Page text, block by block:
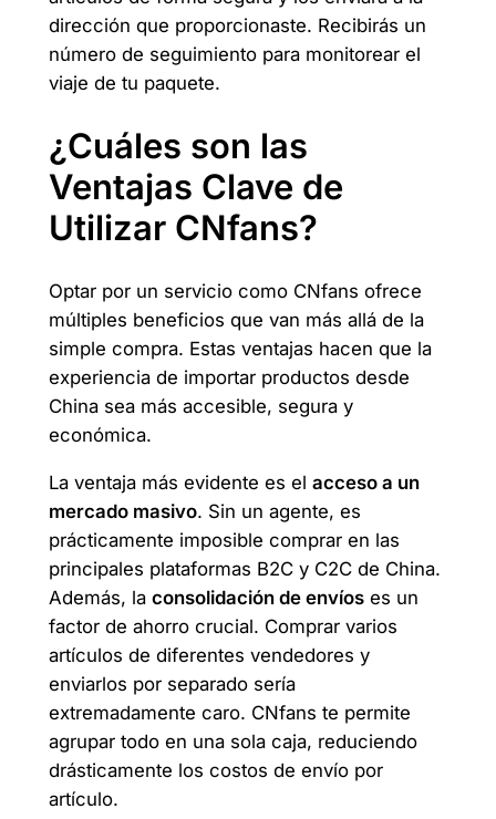
dirección que proporcionaste. Recibirás un
número de seguimiento para monitorear el
viaje de tu paquete.
¿Cuáles son las
Ventajas Clave de
Utilizar CNfans?
Optar por un servicio como CNfans ofrece
múltiples beneficios que van más allá de la
simple compra. Estas ventajas hacen que la
experiencia de importar productos desde
China sea más accesible, segura y
económica.
La ventaja más evidente es el acceso a un
mercado masivo. Sin un agente, es
prácticamente imposible comprar en las
principales plataformas B2C y C2C de China.
Además, la consolidación de envíoses un
factor de ahorro crucial. Comprar varios
artículos de diferentes vendedores y
enviarlos por separado sería
extremadamente caro. CNfans te permite
agrupar todo en una sola caja, reduciendo
drásticamente los costos de envío por
artículo.